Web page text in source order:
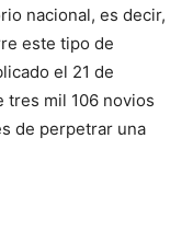
nacional, es decir,
este tipo de
el 21 de
tres mil 106 novios
de perpetrar una